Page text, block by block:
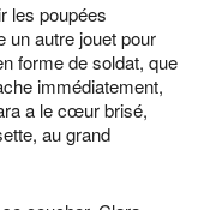
les poupées
un autre jouet pour
forme de soldat, que
immédiatement,
a le cœur brisé,
au grand